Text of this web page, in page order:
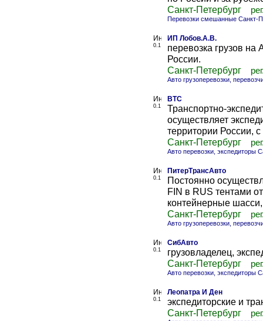
Санкт-Петербург
Перевозки смешанные Санкт-
0.1
ИП Лобов.А.В.
перевозка грузов
России.
Санкт-Петербург
Авто грузоперевозки,
0.1
ВТС
Транспортно-
осуществляет
территории России,
Санкт-Петербург
Авто перевозки, экспедиторы
0.1
ПитерТрансАвто
Постоянно
FIN в RUS тентами
контейнерные
Санкт-Петербург
Авто грузоперевозки,
0.1
СибАвто
грузовладелец,
Санкт-Петербург
Авто перевозки, экспедиторы
0.1
Леопатра И Ден
экспедиторские и
Санкт-Петербург